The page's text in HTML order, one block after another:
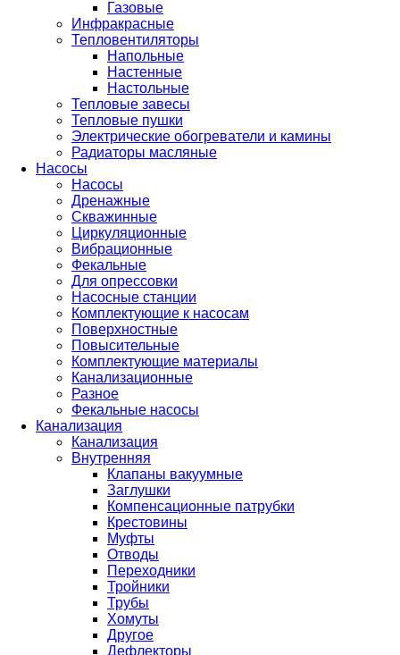
Газовые
Инфракрасные
Тепловентиляторы
Напольные
Настенные
Настольные
Тепловые завесы
Тепловые пушки
Электрические обогреватели и камины
Радиаторы масляные
Насосы
Насосы
Дренажные
Скважинные
Циркуляционные
Вибрационные
Фекальные
Для опрессовки
Насосные станции
Комплектующие к насосам
Поверхностные
Повысительные
Комплектующие материалы
Канализационные
Разное
Фекальные насосы
Канализация
Канализация
Внутренняя
Клапаны вакуумные
Заглушки
Компенсационные патрубки
Крестовины
Муфты
Отводы
Переходники
Тройники
Трубы
Хомуты
Другое
Дефлекторы